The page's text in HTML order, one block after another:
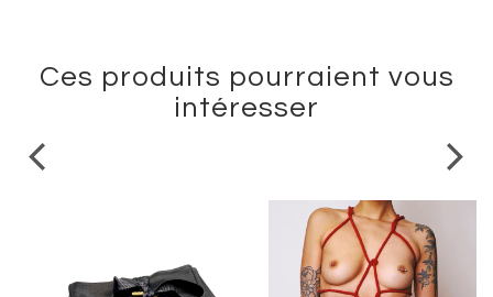
Ces produits pourraient vous
intéresser